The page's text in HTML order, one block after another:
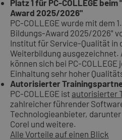
Platz 1 für PC-COLLEGE
Award 2025/2026"
PC-COLLEGE wurde mit dem
Bildungs-Award 2025/2026"
Institut für Service-Qualität in
Weiterbildung ausgezeichnet.
können sich bei PC-COLLEGE
Einhaltung sehr hoher
Autorisierter
PC-COLLEGE ist autorisierter
zahlreicher führender
Technologieanbieter,
Corel und weitere.
Alle Vorteile auf einen Blick